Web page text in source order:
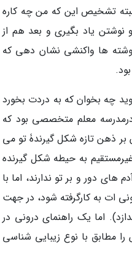
تشخیص این که من چه کاره
یاد بگیری و بعد هم از
ها واکنشی نشان دهی که
چه بخوان که به دردت بخورد
درمدرسه معلم متخصصی بود که
ذهن تازه شکل گیرندۀ تو می
به حیطه شکل گیرنده
دور و بر تو ندارند، اما با
ات به کارگرفته شود، در جهت
اما یک راهنمای درونی در
مطابق با نوع زیبایی شناسی